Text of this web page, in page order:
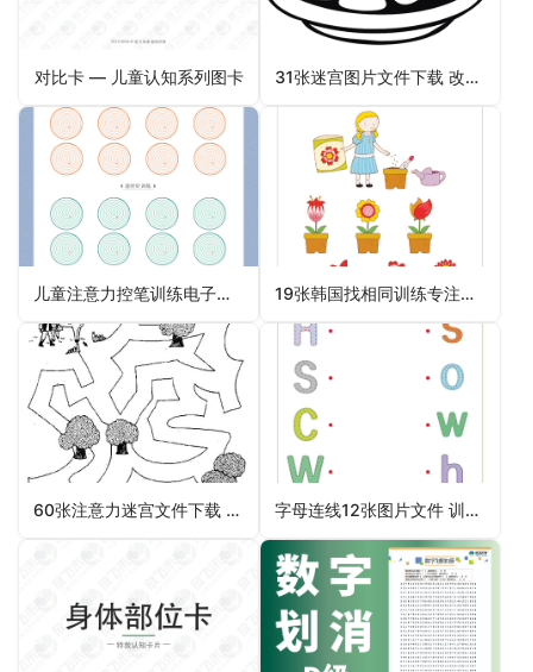
对比卡 — 儿童认知系列图卡 31张迷宫图片文件下载 改善专注力不集中 阅读跳字、串行现象
儿童注意力控笔训练电子版60页图片文件下载 专注力集中训练 19张韩国找相同训练专注力视觉分辨能力 改善注意力不集中
60张注意力迷宫文件下载 注意力训练 字母连线12张图片文件 训练儿童注意力专注力认知能力